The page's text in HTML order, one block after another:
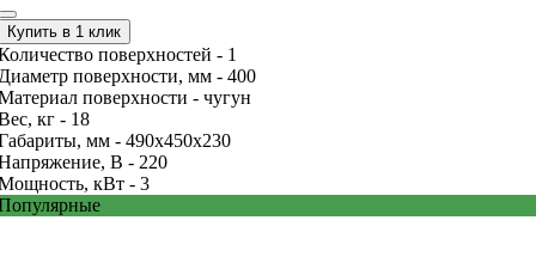
Купить в 1 клик
поверхностей - 1
поверхности, мм - 400
поверхности - чугун
кг - 18
мм - 490х450х230
В - 220
кВт - 3